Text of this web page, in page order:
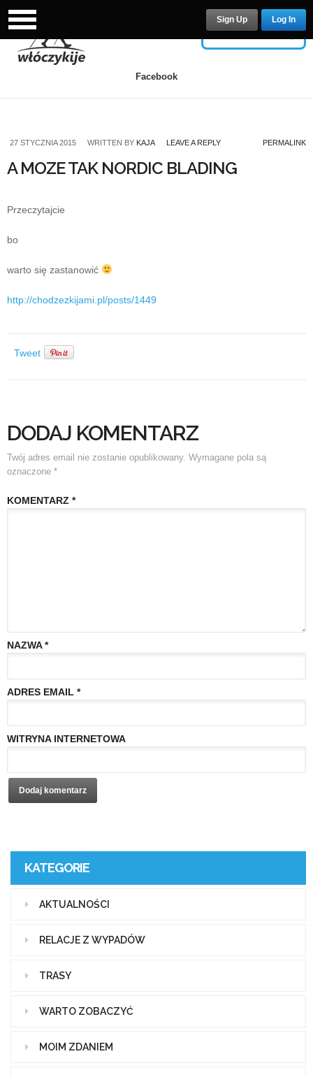
Facebook
Log In
Sign Up
27 STYCZNIA 2015 WRITTEN BY KAJA LEAVE A REPLY PERMALINK
A MOZE TAK NORDIC BLADING
Przeczytajcie
bo
warto się zastanowić
http://chodzezkijami.pl/posts/1449
Tweet
DODAJ KOMENTARZ
Twój adres email nie zostanie opublikowany. Wymagane pola są
oznaczone *
KOMENTARZ *
NAZWA*
ADRES EMAIL *
WITRYNA INTERNETOWA
KATEGORIE
AKTUALNOŚCI
RELACJE Z WYPADÓW
TRASY
WARTO ZOBACZYĆ
MOIM ZDANIEM